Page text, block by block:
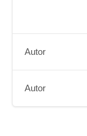
Autor
Autor